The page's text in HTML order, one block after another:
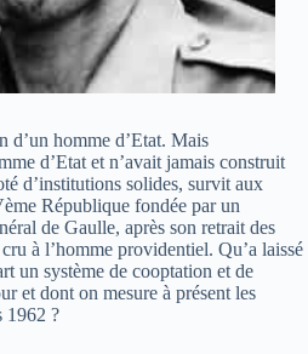
d’un homme d’Etat. Mais
d’Etat et n’avait jamais construit
d’institutions solides, survit aux
République fondée par un
de Gaulle, après son retrait des
à l’homme providentiel. Qu’a laissé
un système de cooptation et de
et dont on mesure à présent les
1962 ?